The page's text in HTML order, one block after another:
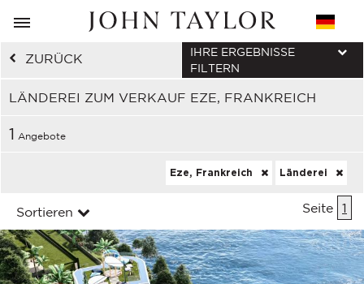
ZURÜCK
LÄNDEREI ZUM VERKAUF EZE, FRANKREICH
IHRE ERGEBNISSE
FILTERN
1 Angebote
Eze, Frankreich Länderei
Sortieren Seite 1